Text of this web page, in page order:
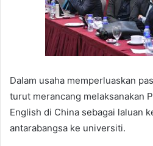
Dalam usaha memperluaskan
turut merancang melaksanakan
English di China sebagai laluan
antarabangsa ke universiti.